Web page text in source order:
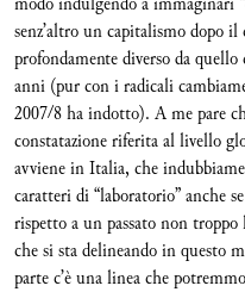
senz’altro un capitalismo dopo
profondamente diverso da
anni (pur con i radicali
2007/8 ha indotto). A me pare
constatazione riferita al livello
avviene in Italia, che
caratteri di “laboratorio” anche
rispetto a un passato non
che si sta delineando in questo
parte c’è una linea che